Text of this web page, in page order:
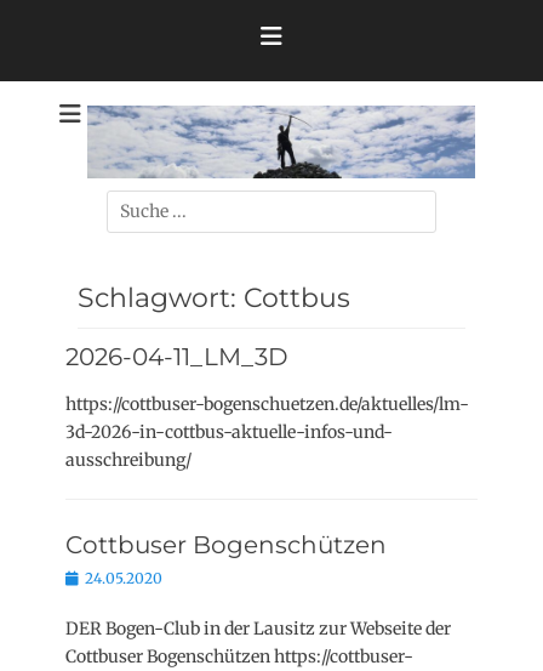
Theo
Suchen
nach:
Schlagwort: Cottbus
2026-04-11_LM_3D
https://cottbuser-bogenschuetzen.de/aktuelles/lm-
3d-2026-in-cottbus-aktuelle-infos-und-
ausschreibung/
Cottbuser Bogenschützen
Posted
24.05.2020
DER Bogen-Club in der Lausitz zur Webseite der
Cottbuser Bogenschützen https://cottbuser-